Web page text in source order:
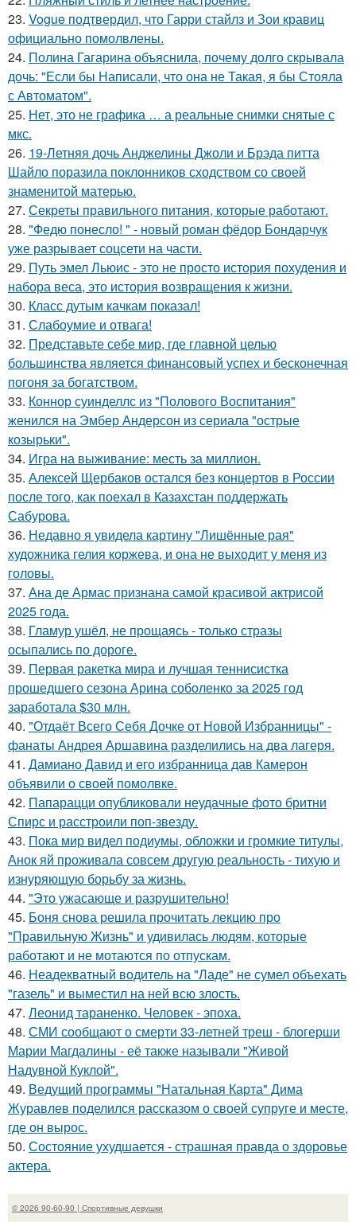
23. Vogue подтвердил, что Гарри стайлз и Зои кравиц
официально помолвлены.
24. Полина Гагарина объяснила, почему долго скрывала
дочь: "Если бы Написали, что она не Такая, я бы Стояла
с Автоматом".
25. Нет, это не графика … а реальные снимки снятые с
мкс.
26. 19-Летняя дочь Анджелины Джоли и Брэда питта
Шайло поразила поклонников сходством со своей
знаменитой матерью.
27. Секреты правильного питания, которые работают.
28. "Федю понесло! " - новый роман фёдор Бондарчук
уже разрывает соцсети на части.
29. Путь эмел Льюис - это не просто история похудения и
набора веса, это история возвращения к жизни.
30. Класс дутым качкам показал!
31. Слабоумие и отвага!
32. Представьте себе мир, где главной целью
большинства является финансовый успех и бесконечная
погоня за богатством.
33. Коннор суинделлс из "Полового Воспитания"
женился на Эмбер Андерсон из сериала "острые
козырьки".
34. Игра на выживание: месть за миллион.
35. Алексей Щербаков остался без концертов в России
после того, как поехал в Казахстан поддержать
Сабурова.
36. Недавно я увидела картину "Лишённые рая"
художника гелия коржева, и она не выходит у меня из
головы.
37. Ана де Армас признана самой красивой актрисой
2025 года.
38. Гламур ушёл, не прощаясь - только стразы
осыпались по дороге.
39. Первая ракетка мира и лучшая теннисистка
прошедшего сезона Арина соболенко за 2025 год
заработала $30 млн.
40. "Отдаёт Всего Себя Дочке от Новой Избранницы" -
фанаты Андрея Аршавина разделились на два лагеря.
41. Дамиано Давид и его избранница дав Камерон
объявили о своей помолвке.
42. Папарацци опубликовали неудачные фото бритни
Спирс и расстроили поп-звезду.
43. Пока мир видел подиумы, обложки и громкие титулы,
Анок яй проживала совсем другую реальность - тихую и
изнуряющую борьбу за жизнь.
44. "Это ужасающе и разрушительно!
45. Боня снова решила прочитать лекцию про
"Правильную Жизнь" и удивилась людям, которые
работают и не мотаются по отпускам.
46. Неадекватный водитель на "Ладе" не сумел объехать
"газель" и выместил на ней всю злость.
47. Леонид тараненко. Человек - эпоха.
48. СМИ сообщают о смерти 33-летней треш - блогерши
Марии Магдалины - её также называли "Живой
Надувной Куклой".
49. Ведущий программы "Натальная Карта" Дима
Журавлев поделился рассказом о своей супруге и месте,
где он вырос.
50. Состояние ухудшается - страшная правда о здоровье
актера.
© 2026 90-60-90 | Спортивные девушки